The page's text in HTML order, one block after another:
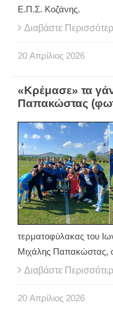
Ε.Π.Σ. Κοζάνης.
Διαβάστε
20 Απρίλιος 2026
«Κρέμασε» τα
Παπακώστας
τερματοφύλακας του
Μιχάλης Παπακώστας,
Διαβάστε
20 Απρίλιος 2026